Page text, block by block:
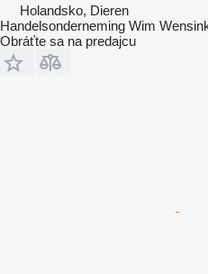
Holandsko, Dieren
Handelsonderneming Wim
Obráťte sa na predajcu